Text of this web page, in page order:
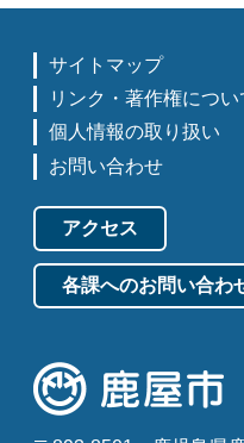
サイトマップ
リンク・著作権につい
個人情報の取り扱い
お問い合わせ
アクセス
各課へのお問い合わ